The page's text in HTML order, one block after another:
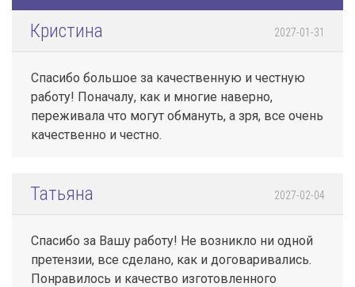
Кристина 2027-01-31
Спасибо большое за качественную и честную
работу! Поначалу, как и многие наверно,
переживала что могут обмануть, а зря, все очень
качественно и честно.
Татьяна 2027-02-04
Спасибо за Вашу работу! Не возникло ни одной
претензии, все сделано, как и договаривались.
Понравилось и качество изготовленного